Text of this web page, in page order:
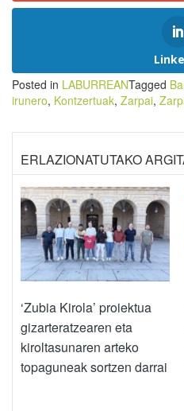
Posted in LABURREANTagged
irunero, Kontzertuak, Zarpai,
ERLAZIONATUTAKO
‘Zubia Kirola’ proiektua
gizarteratzearen eta
kiroltasunaren arteko
topaguneak sortzen darrai